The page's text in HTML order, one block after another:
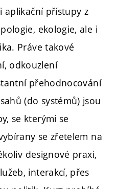
aplikační přístupy z
ekologie, ale i
Práve takové
odkouzlení
přehodnocování
(do systémů) jsou
se kterými se
se zřetelem na
designové praxi,
interakcí, přes